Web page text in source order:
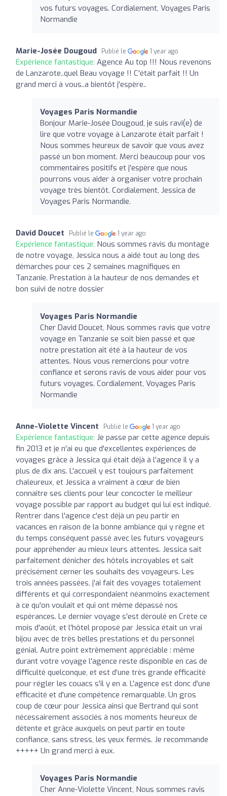
vos futurs voyages. Cordialement, Voyages Paris
Normandie
Marie-Josée Dougoud Publié le 1 year ago
Expérience fantastique: Agence Au top !!! Nous revenons
de Lanzarote..quel Beau voyage !! C'était parfait !! Un
grand merci à vous..a bientôt j'espère..
Voyages Paris Normandie
Bonjour Marie-Josée Dougoud, je suis ravi(e) de
lire que votre voyage à Lanzarote était parfait !
Nous sommes heureux de savoir que vous avez
passé un bon moment. Merci beaucoup pour vos
commentaires positifs et j'espère que nous
pourrons vous aider à organiser votre prochain
voyage très bientôt. Cordialement, Jessica de
Voyages Paris Normandie.
David Doucet Publié le 1 year ago
Expérience fantastique: Nous sommes ravis du montage
de notre voyage, Jessica nous a aidé tout au long des
démarches pour ces 2 semaines magnifiques en
Tanzanie. Prestation à la hauteur de nos demandes et
bon suivi de notre dossier
Voyages Paris Normandie
Cher David Doucet, Nous sommes ravis que votre
voyage en Tanzanie se soit bien passé et que
notre prestation ait été à la hauteur de vos
attentes. Nous vous remercions pour votre
confiance et serons ravis de vous aider pour vos
futurs voyages. Cordialement, Voyages Paris
Normandie
Anne-Violette Vincent Publié le 1 year ago
Expérience fantastique: Je passe par cette agence depuis
fin 2013 et je n'ai eu que d'excellentes expériences de
voyages grâce à Jessica qui était déjà à l'agence il y a
plus de dix ans. L'accueil y est toujours parfaitement
chaleureux, et Jessica a vraiment à cœur de bien
connaître ses clients pour leur concocter le meilleur
voyage possible par rapport au budget qui lui est indiqué.
Rentrer dans l'agence c'est déjà un peu partir en
vacances en raison de la bonne ambiance qui y règne et
du temps conséquent passé avec les futurs voyageurs
pour appréhender au mieux leurs attentes. Jessica sait
parfaitement dénicher des hôtels incroyables et sait
précisément cerner les souhaits des voyageurs. Les
trois années passées, j'ai fait des voyages totalement
différents et qui correspondaient néanmoins exactement
à ce qu'on voulait et qui ont même dépassé nos
espérances. Le dernier voyage s'est déroulé en Crète ce
mois d'août, et l'hôtel proposé par Jessica était un vrai
bijou avec de très belles prestations et du personnel
génial. Autre point extrêmement appréciable : même
durant votre voyage l'agence reste disponible en cas de
difficulté quelconque, et est d'une très grande efficacité
pour régler les couacs s'il y en a. L'agence est donc d'une
efficacité et d'une compétence remarquable. Un gros
coup de cœur pour Jessica ainsi que Bertrand qui sont
nécessairement associés à nos moments heureux de
détente et grâce auxquels on peut partir en toute
confiance, sans stress, les yeux fermés. Je recommande
+++++ Un grand merci à eux.
Voyages Paris Normandie
Cher Anne-Violette Vincent, Nous sommes ravis